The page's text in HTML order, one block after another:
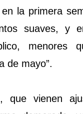
la primera
suaves, y
menores
de mayo”.
que vienen